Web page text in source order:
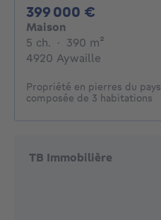
399 000 €
Maison
5 ch. 5 chambres
· 390 m²
4920 Aywaille
Propriété en pierres du pays
composée de 3 habitations
TB Immobilière